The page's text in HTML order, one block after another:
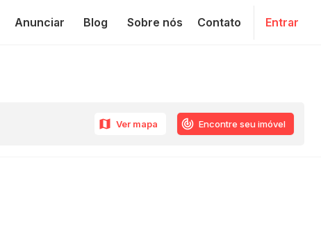
Anunciar Blog Sobre nós Contato Entrar
Ver mapa Encontre seu imóvel